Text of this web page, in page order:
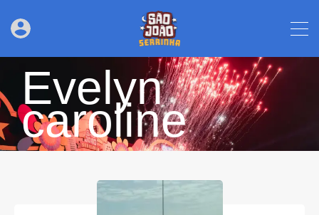
Evelyn
caroline